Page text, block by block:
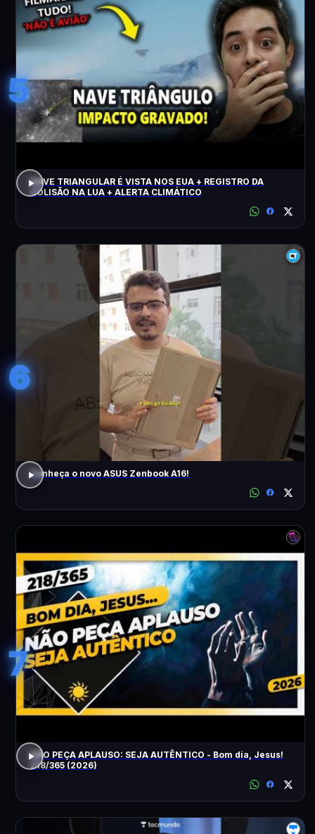
5
NAVE TRIANGULAR É VISTA NOS EUA + REGISTRO DA
COLISÃO NA LUA + ALERTA CLIMÁTICO
6
Conheça o novo ASUS Zenbook A16!
7
NÃO PEÇA APLAUSO: SEJA AUTÊNTICO - Bom dia, Jesus!
218/365 (2026)